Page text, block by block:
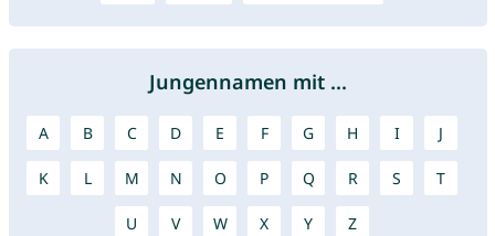
Jungennamen mit ...
A B C D E F G H I J
K L M N O P Q R S T
U V W X Y Z